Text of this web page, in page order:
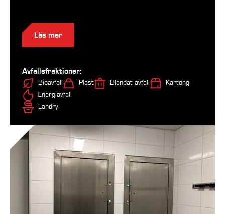
Läs mer
Avfallsfraktioner:
Bioavfall Plast Blandat avfall
Kartong
Energiavfall
Landry